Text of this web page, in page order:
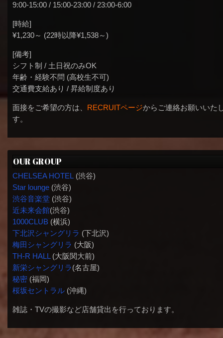
9:00-15:00 / 15:00-23:00 / 23:00-6:00
[時給]
¥1,230～ (22時以降¥1,538～)
[備考]
シフト制 / 土日祝のみOK
年齢・経験不問 (高校生不可)
交通費支給あり / 昇給制度あり
面接をご希望の方は、 RECRUITページからご連絡お願いいた
す。
OUR GROUP
CHELSEA HOTEL (渋谷)
Star lounge(渋谷)
渋谷音楽堂(渋谷)
近未来会館(渋谷)
1000CLUB(横浜)
下北沢シャングリラ (下北沢)
梅田シャングリラ (大阪)
TH-R HALL(大阪関大前)
新栄シャングリラ(名古屋)
秘密(福岡)
桜坂セントラル(沖縄)
雑誌・TVの撮影など店舗貸出を行っております。